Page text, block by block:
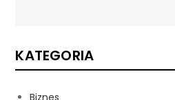
KATEGORIA
Biznes